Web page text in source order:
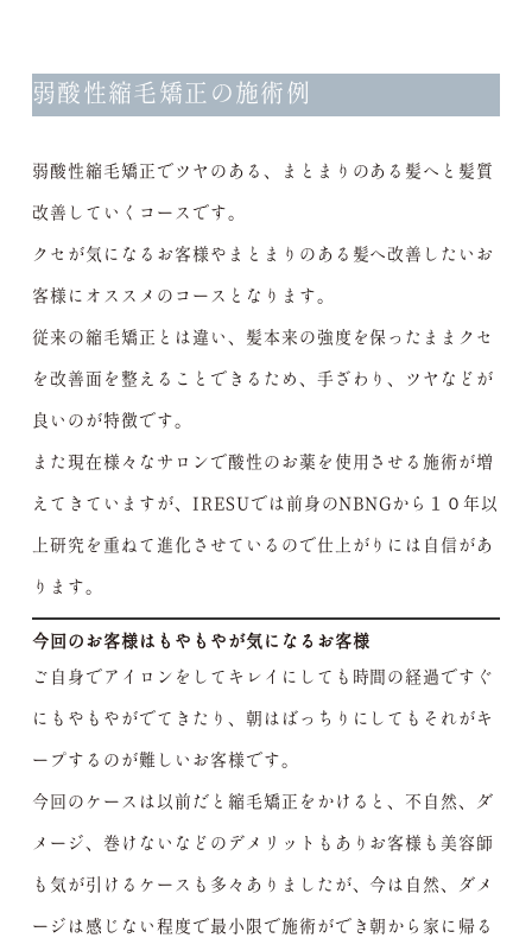
弱酸性縮毛矯正の施術例
弱酸性縮毛矯正でツヤのある、まとまりのある髪へと髪質
改善していくコースです。
クセが気になるお客様やまとまりのある髪へ改善したいお
客様にオススメのコースとなります。
従来の縮毛矯正とは違い、髪本来の強度を保ったままクセ
を改善面を整えることできるため、手ざわり、ツヤなどが
良いのが特徴です。
また現在様々なサロンで酸性のお薬を使用させる施術が増
えてきていますが、IRESUでは前身のNBNGから１０年以
上研究を重ねて進化させているので仕上がりには自信があ
ります。
今回のお客様はもやもやが気になるお客様
ご自身でアイロンをしてキレイにしても時間の経過ですぐ
にもやもやがでてきたり、朝はばっちりにしてもそれがキ
ープするのが難しいお客様です。
今回のケースは以前だと縮毛矯正をかけると、不自然、ダ
メージ、巻けないなどのデメリットもありお客様も美容師
も気が引けるケースも多々ありましたが、今は自然、ダメ
ージは感じない程度で最小限で施術ができ朝から家に帰る